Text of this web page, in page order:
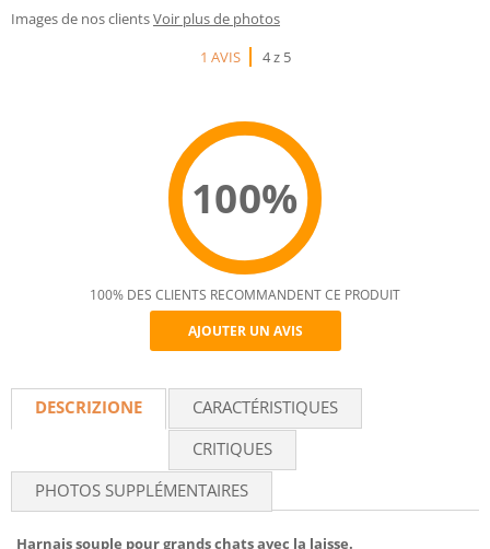
Images de nos clientsVoir plus de photos
1 AVIS
4 z 5
100%
Recommend
100% DES CLIENTS RECOMMANDENT CE PRODUIT
AJOUTER UN AVIS
DESCRIZIONE
CARACTÉRISTIQUES
CRITIQUES
PHOTOS SUPPLÉMENTAIRES
Harnais souple pour grands chats avec la laisse.